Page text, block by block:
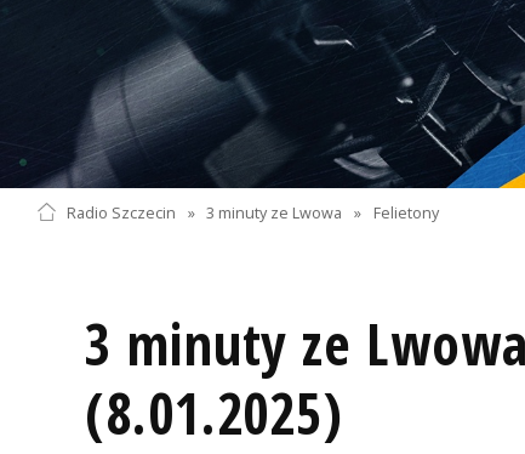
Radio Szczecin » 3 minuty ze Lwowa » Felietony
3 minuty ze
(8.01.2025)